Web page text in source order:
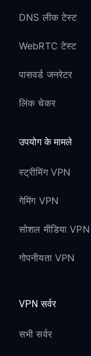
DNS लीक टेस्ट
WebRTC टेस्ट
पासवर्ड जनरेटर
लिंक चेकर
उपयोग के मामले
स्ट्रीमिंग VPN
गेमिंग VPN
सोशल मीडिया VPN
गोपनीयता VPN
VPN सर्वर
सभी सर्वर